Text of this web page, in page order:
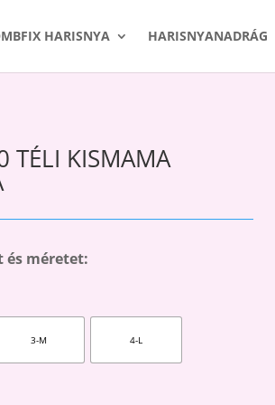
HARISNYA HARISNYANADRÁG
TÉLI KISMAMA
és méretet:
3-M 4-L